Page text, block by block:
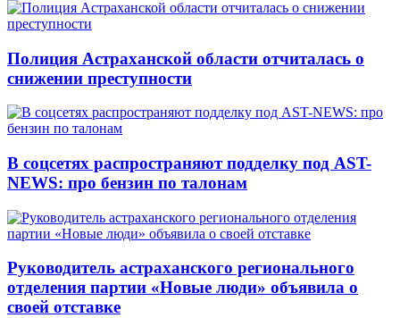
Полиция Астраханской области отчиталась о
снижении преступности
В соцсетях распространяют подделку под AST-
NEWS: про бензин по талонам
Руководитель астраханского регионального
отделения партии «Новые люди» объявила о
своей отставке